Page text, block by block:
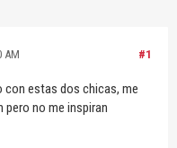
#1
AM
con estas dos chicas, me
pero no me inspiran